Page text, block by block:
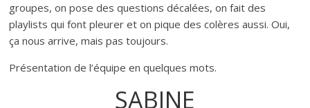
groupes, on pose des questions décalées, on fait des
playlists qui font pleurer et on pique des colères aussi. Oui,
ça nous arrive, mais pas toujours.
Présentation de l’équipe en quelques mots.
SABINE